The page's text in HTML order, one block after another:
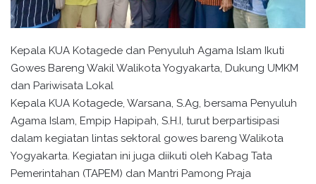
Kepala KUA Kotagede dan Penyuluh Agama Islam Ikuti
Gowes Bareng Wakil Walikota Yogyakarta, Dukung UMKM
dan Pariwisata Lokal
Kepala KUA Kotagede, Warsana, S.Ag, bersama Penyuluh
Agama Islam, Empip Hapipah, S.H.I, turut berpartisipasi
dalam kegiatan lintas sektoral gowes bareng Walikota
Yogyakarta. Kegiatan ini juga diikuti oleh Kabag Tata
Pemerintahan (TAPEM) dan Mantri Pamong Praja